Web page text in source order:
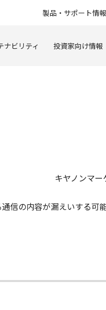
製品・サポート情報
ナビリティ 投資家向け情報
キヤノンマ
信の内容が漏えいする可